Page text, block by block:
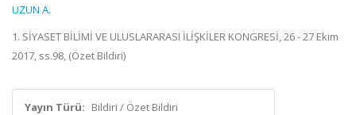
UZUN A.
1. SİYASET BİLİMİ VE ULUSLARARASI İLİŞKİLER KONGRESİ, 26 - 27 Ekim
2017, ss.98, (Özet Bildiri)
Yayın Türü: Bildiri / Özet Bildiri